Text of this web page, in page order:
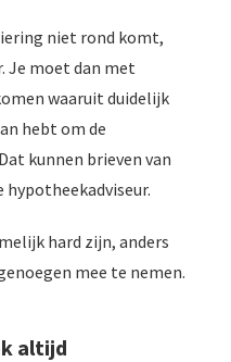
niet rond komt,
Je moet dan met
waaruit duidelijk
hebt om de
kunnen brieven van
hypotheekadviseur.
hard zijn, anders
mee te nemen.
altijd